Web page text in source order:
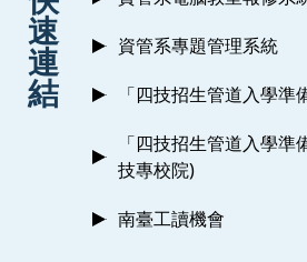
速
連
結
資管系專題管理系統
「四技招生管道入學準
「四技招生管道入學
技專校院)
南臺工讀機會